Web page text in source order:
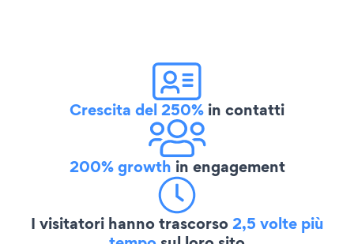
Crescita del 250% in contatti
200% growth in engagement
I visitatori hanno trascorso2,5 volte più